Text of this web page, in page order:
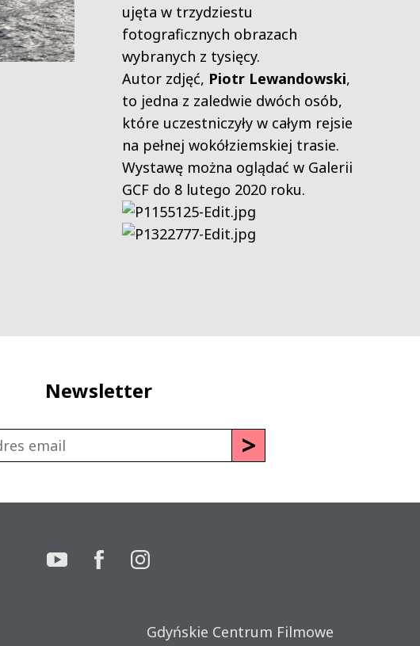
ujęta w trzydziestu
fotograficznych obrazach
wybranych z tysięcy.
Autor zdjęć, Piotr Lewandowski,
to jedna z zaledwie dwóch osób,
które uczestniczyły w całym rejsie
na pełnej wokółziemskiej trasie.
Wystawę można oglądać w Galerii
GCF do 8 lutego 2020 roku.
Newsletter
Gdyńskie Centrum Filmowe